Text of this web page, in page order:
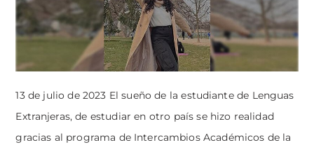
13 de julio de 2023 El sueño de la estudiante de Lenguas
Extranjeras, de estudiar en otro país se hizo realidad
gracias al programa de Intercambios Académicos de la